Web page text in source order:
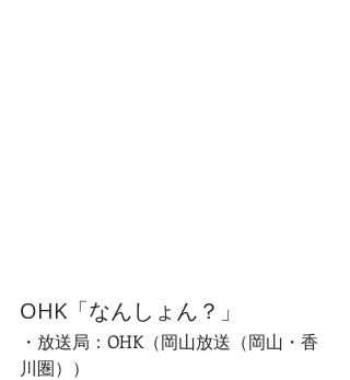
OHK「なんしょん？」
・放送局：OHK（岡山放送（岡山・香
川圏））